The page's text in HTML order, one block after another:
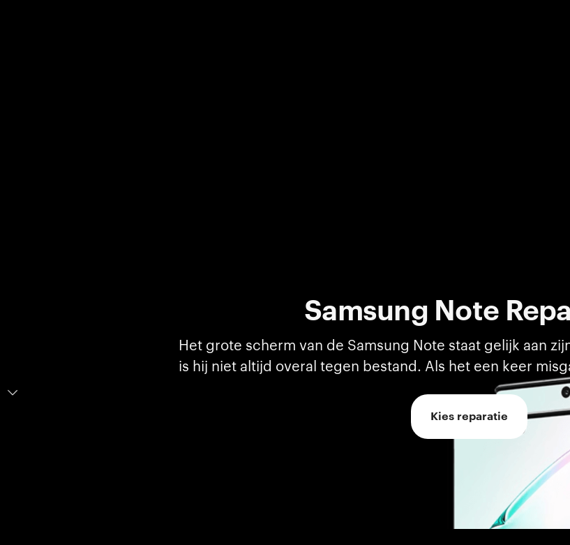
Samsung Note
Het grote scherm van de Samsung Note staat gelijk aan
is hij niet altijd overal tegen bestand. Als het een keer
Kies reparatie